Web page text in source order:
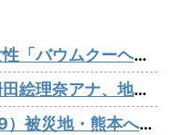
ブしててムカついたから示談しなかった」
地上波でまさかのパンチラ
熊本への観光を呼びかけ